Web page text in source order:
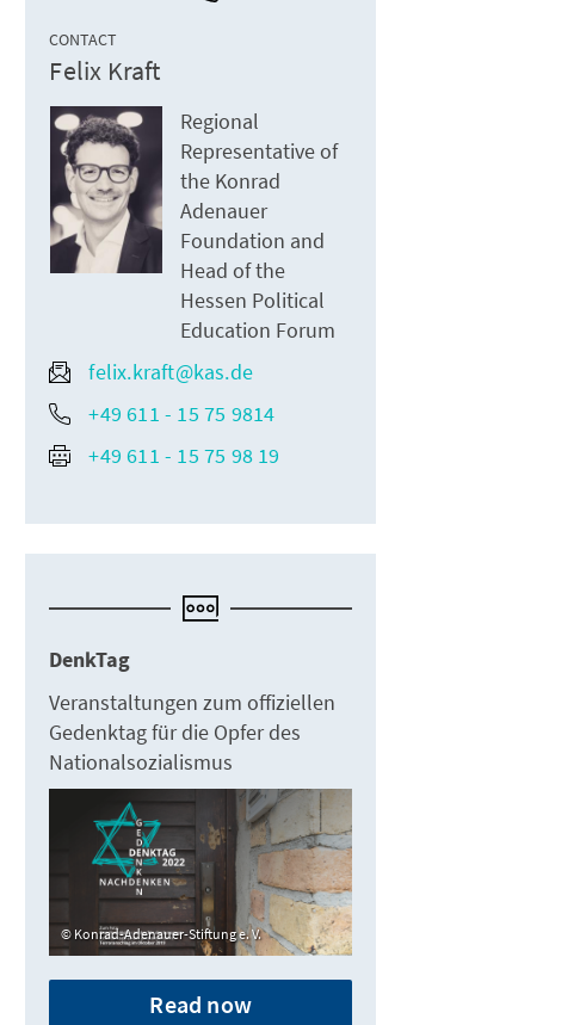
CONTACT
Felix Kraft
Regional
Representative of
the Konrad
Adenauer
Foundation and
Head of the
Hessen Political
Education Forum
felix.kraft@kas.de
+49 611 - 15 75 9814
+49 611 - 15 75 98 19
DenkTag
Veranstaltungen zum offiziellen
Gedenktag für die Opfer des
Nationalsozialismus
Konrad-Adenauer-Stiftung e. V.
Read now